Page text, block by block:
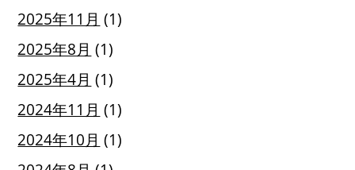
2025年11月 (1)
2025年8月 (1)
2025年4月 (1)
2024年11月 (1)
2024年10月 (1)